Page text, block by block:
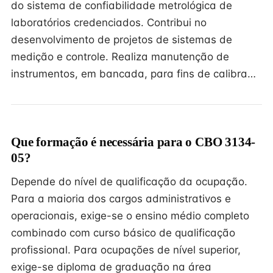
do sistema de confiabilidade metrológica de
laboratórios credenciados. Contribui no
desenvolvimento de projetos de sistemas de
medição e controle. Realiza manutenção de
instrumentos, em bancada, para fins de calibra…
Que formação é necessária para o CBO 3134-
05?
Depende do nível de qualificação da ocupação.
Para a maioria dos cargos administrativos e
operacionais, exige-se o ensino médio completo
combinado com curso básico de qualificação
profissional. Para ocupações de nível superior,
exige-se diploma de graduação na área